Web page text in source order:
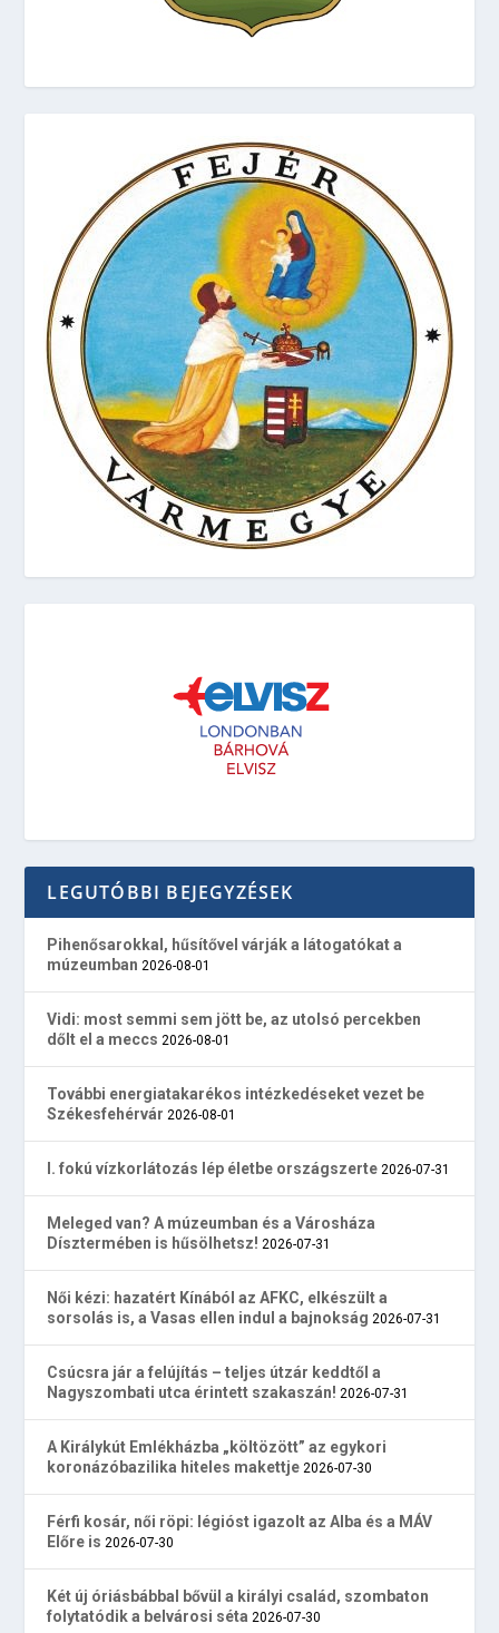
LEGUTÓBBI BEJEGYZÉSEK
Pihenősarokkal, hűsítővel várják a látogatókat a
múzeumban 2026-08-01
Vidi: most semmi sem jött be, az utolsó percekben
dőlt el a meccs 2026-08-01
További energiatakarékos intézkedéseket vezet be
Székesfehérvár 2026-08-01
I. fokú vízkorlátozás lép életbe országszerte 2026-07-31
Meleged van? A múzeumban és a Városháza
Dísztermében is hűsölhetsz! 2026-07-31
Női kézi: hazatért Kínából az AFKC, elkészült a
sorsolás is, a Vasas ellen indul a bajnokság 2026-07-31
Csúcsra jár a felújítás – teljes útzár keddtől a
Nagyszombati utca érintett szakaszán! 2026-07-31
A Királykút Emlékházba „költözött” az egykori
koronázóbazilika hiteles makettje 2026-07-30
Férfi kosár, női röpi: légióst igazolt az Alba és a MÁV
Előre is 2026-07-30
Két új óriásbábbal bővül a királyi család, szombaton
folytatódik a belvárosi séta 2026-07-30